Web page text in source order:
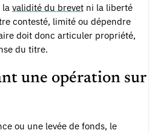
validité du brevet ni la liberté
contesté, limité ou dépendre
doit donc articuler propriété,
du titre.
une opération sur
ou une levée de fonds, le